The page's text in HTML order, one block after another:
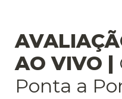
AO VIVO |
Ponta a